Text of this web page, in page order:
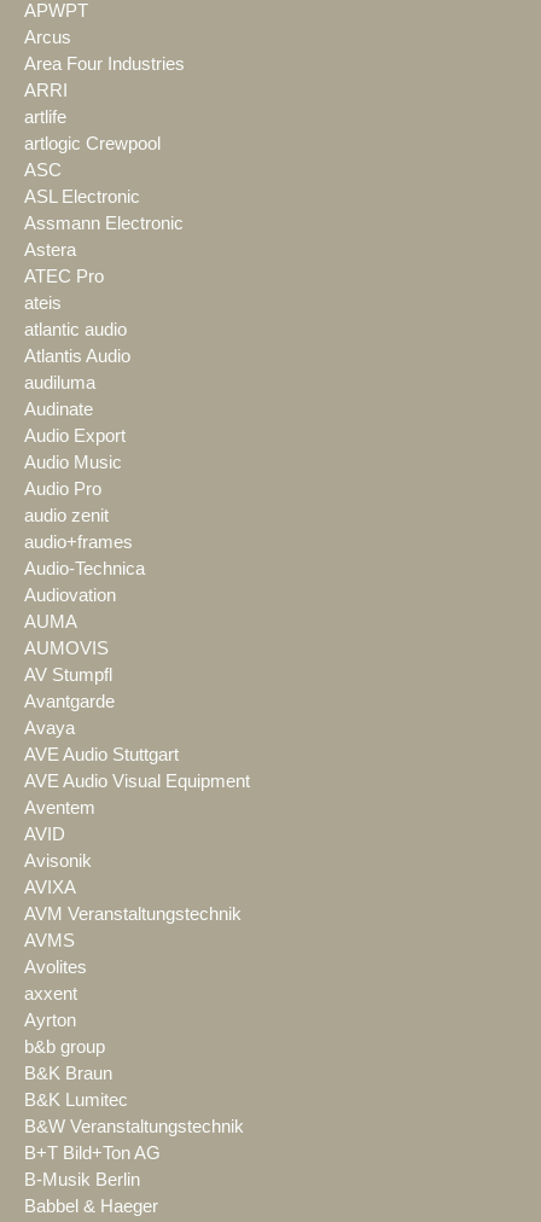
APWPT
Arcus
Area Four Industries
ARRI
artlife
artlogic Crewpool
ASC
ASL Electronic
Assmann Electronic
Astera
ATEC Pro
ateis
atlantic audio
Atlantis Audio
audiluma
Audinate
Audio Export
Audio Music
Audio Pro
audio zenit
audio+frames
Audio-Technica
Audiovation
AUMA
AUMOVIS
AV Stumpfl
Avantgarde
Avaya
AVE Audio Stuttgart
AVE Audio Visual Equipment
Aventem
AVID
Avisonik
AVIXA
AVM Veranstaltungstechnik
AVMS
Avolites
axxent
Ayrton
b&b group
B&K Braun
B&K Lumitec
B&W Veranstaltungstechnik
B+T Bild+Ton AG
B-Musik Berlin
Babbel & Haeger